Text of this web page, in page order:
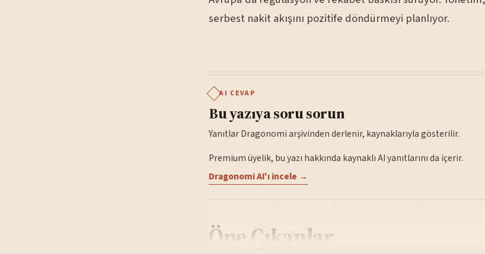
serbest nakit akışını pozitife döndürmeyi planlıyor.
AI CEVAP
Bu yazıya soru sorun
Yanıtlar Dragonomi arşivinden derlenir, kaynaklarıyla gösterilir.
Premium üyelik, bu yazı hakkında kaynaklı AI yanıtlarını da içerir.
Dragonomi AI'ı incele →
Öne Çıkanlar